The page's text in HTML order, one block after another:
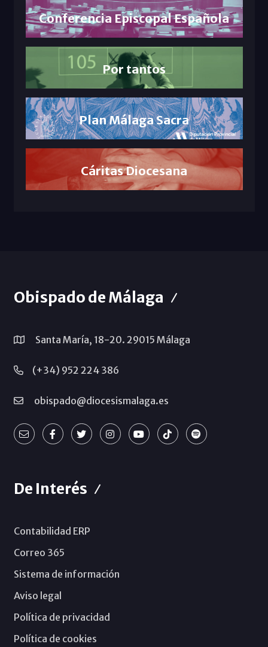
Conferencia Episcopal Española
Por tantos
Plan Málaga Sacra
Cáritas Diocesana
Obispado de Málaga
Santa María, 18-20. 29015 Málaga
(+34) 952 224 386
obispado@diocesismalaga.es
De Interés
Contabilidad ERP
Correo 365
Sistema de información
Aviso legal
Política de privacidad
Política de cookies